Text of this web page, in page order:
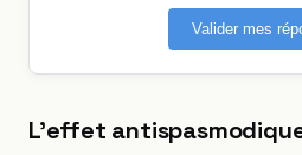
Valider mes
L’effet